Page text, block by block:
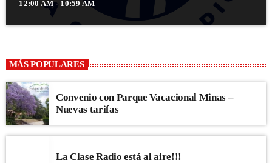
12:00 AM - 10:59 AM
MÁS POPULARES
Convenio con Parque Vacacional Minas –
Nuevas tarifas
La Clase Radio está al aire!!!